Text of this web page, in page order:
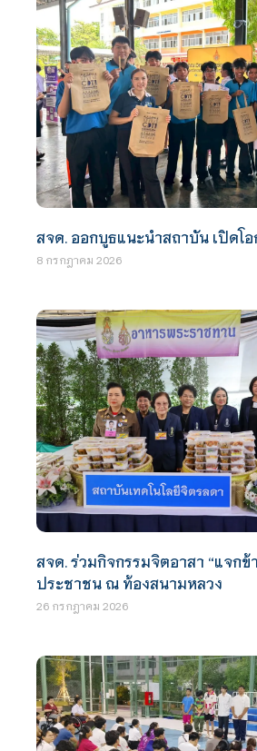
สจด. ออกบูธแนะนำสถาบัน เปิดโ
8 กรกฎาคม 2026
สจด. ร่วมกิจกรรมจิตอาสา “แจกข้
ประชาชน ณ ท้องสนามหลวง
26 กรกฎาคม 2026